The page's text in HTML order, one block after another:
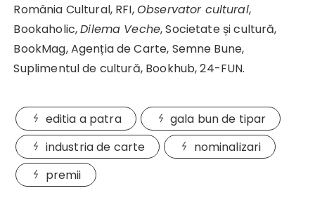
România Cultural, RFI,Observator cultural,
Bookaholic,Dilema Veche, Societate și cultură,
BookMag, Agenția de Carte, Semne Bune,
Suplimentul de cultură, Bookhub, 24-FUN.
editia a patra
gala bun de tipar
industria de carte
nominalizari
premii